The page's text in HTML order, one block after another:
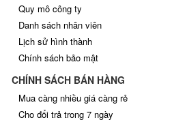
Quy mô công ty
Danh sách nhân viên
Lịch sử hình thành
Chính sách bảo mật
CHÍNH SÁCH BÁN HÀNG
Mua càng nhiều giá càng rẻ
Cho đổi trả trong 7 ngày